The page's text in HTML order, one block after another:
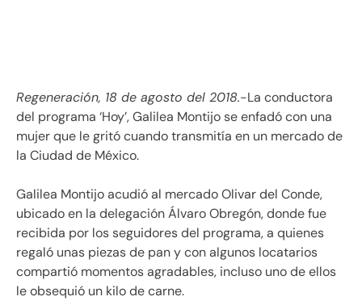
Regeneración, 18 de agosto del 2018.-La conductora
del programa ‘Hoy’, Galilea Montijo se enfadó con una
mujer que le gritó cuando transmitía en un mercado de
la Ciudad de México.
Galilea Montijo acudió al mercado Olivar del Conde,
ubicado en la delegación Álvaro Obregón, donde fue
recibida por los seguidores del programa, a quienes
regaló unas piezas de pan y con algunos locatarios
compartió momentos agradables, incluso uno de ellos
le obsequió un kilo de carne.